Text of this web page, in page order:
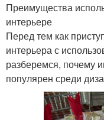
Преимущества
интерьере
Перед тем как
интерьера с
разберемся, почему
популярен среди